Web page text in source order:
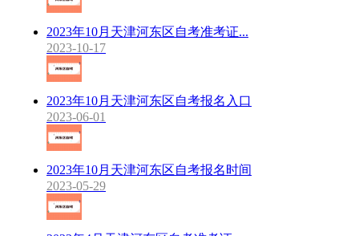
2023年10月天津河东区自考准考证...
2023-10-17
2023年10月天津河东区自考报名入口
2023-06-01
2023年10月天津河东区自考报名时间
2023-05-29